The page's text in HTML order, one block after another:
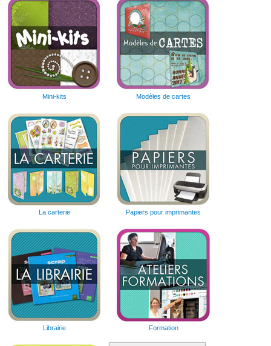
Mini-kits Modèles de cartes
La carterie Papiers pour imprimantes
Librairie Formation